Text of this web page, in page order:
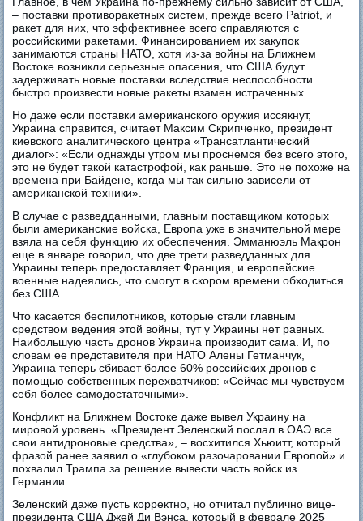
– поставки противоракетных систем, прежде всего Patriot, и
ракет для них, что эффективнее всего справляются с
российскими ракетами. Финансированием их закупок
занимаются страны НАТО, хотя из-за войны на Ближнем
Востоке возникли серьезные опасения, что США будут
задерживать новые поставки вследствие неспособности
быстро произвести новые ракеты взамен истраченных.
Но даже если поставки американского оружия иссякнут,
Украина справится, считает Максим Скрипченко, президент
киевского аналитического центра «Трансатлантический
диалог»: «Если однажды утром мы проснемся без всего этого,
это не будет такой катастрофой, как раньше. Это не похоже на
времена при Байдене, когда мы так сильно зависели от
американской техники».
В случае с разведданными, главным поставщиком которых
были американские войска, Европа уже в значительной мере
взяла на себя функцию их обеспечения. Эмманюэль Макрон
еще в январе говорил, что две трети разведданных для
Украины теперь предоставляет Франция, и европейские
военные надеялись, что смогут в скором времени обходиться
без США.
Что касается беспилотников, которые стали главным
средством ведения этой войны, тут у Украины нет равных.
Наибольшую часть дронов Украина производит сама. И, по
словам ее представителя при НАТО Алены Гетманчук,
Украина теперь сбивает более 60% российских дронов с
помощью собственных перехватчиков: «Сейчас мы чувствуем
себя более самодостаточными».
Конфликт на Ближнем Востоке даже вывел Украину на
мировой уровень. «Президент Зеленский послал в ОАЭ все
свои антидроновые средства», – восхитился Хьюитт, который
фразой ранее заявил о «глубоком разочаровании Европой» и
похвалил Трампа за решение вывести часть войск из
Германии.
Зеленский даже пусть корректно, но отчитал публично вице-
президента США Джей Ди Вэнса, который в феврале 2025